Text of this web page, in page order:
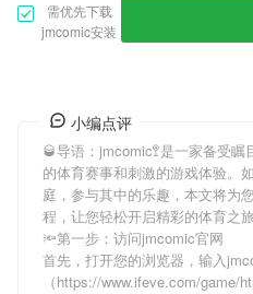
需优先下载
jmcomic安装
小编点评
🥃导语： jmcomic🚏是一家备受
的体育赛事和刺激的游戏体验。
庭，参与其中的乐趣，本文将为
程，让您轻松开启精彩的体育之旅
🔦第一步：访问jmcomic官网
首先，打开您的浏览器，输入
（https://www.ifeve.com/game/